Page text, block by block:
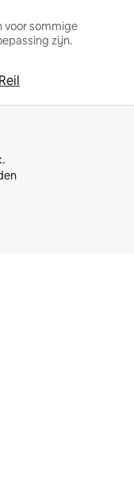
voor sommige
zijn.
Reil